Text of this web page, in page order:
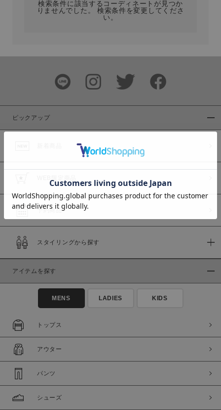
ブランド
商品タイプ
通常商品
セール価格
在庫
在庫あり
検索条件に該当するコーディネートが見つか
りませんでした。 検索条件を変更してくださ
い。
ピックアップ
予約商品
スタイリングから探す
アイテムを探す
MENS LADIES KIDS
トップス
アウター
パンツ
シューズ